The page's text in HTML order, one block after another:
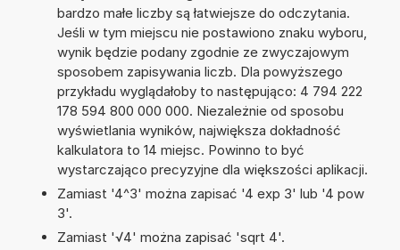
bardzo małe liczby są łatwiejsze do odczytania.
Jeśli w tym miejscu nie postawiono znaku wyboru,
wynik będzie podany zgodnie ze zwyczajowym
sposobem zapisywania liczb. Dla powyższego
przykładu wyglądałoby to następująco: 4 794 222
178 594 800 000 000. Niezależnie od sposobu
wyświetlania wyników, największa dokładność
kalkulatora to 14 miejsc. Powinno to być
wystarczająco precyzyjne dla większości aplikacji.
Zamiast '4^3' można zapisać '4 exp 3' lub '4 pow
3'.
Zamiast '√4' można zapisać 'sqrt 4'.